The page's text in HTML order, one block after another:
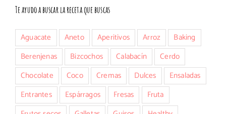
Te ayudo a buscar la receta que buscas
Aguacate Aneto Aperitivos Arroz
Baking
Berenjenas
Bizcochos Calabacín
Cerdo
Chocolate
Coco Cremas Dulces
Ensaladas
Entrantes
Espárragos Fresas
Fruta